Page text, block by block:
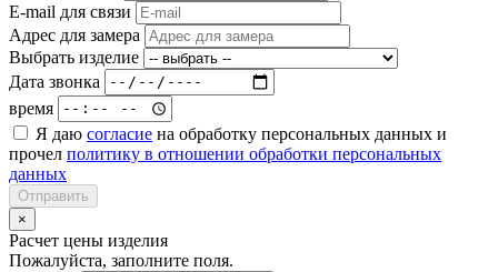
E-mail для связи
Адрес для замера
Выбрать изделие
Дата звонка
время
Я даю согласие на обработку персональных данных и
прочел политику в отношении обработки персональных
данных
Отправить
×
Расчет цены изделия
Пожалуйста, заполните поля.